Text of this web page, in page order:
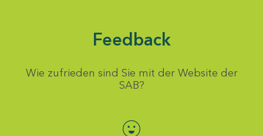
Feedback
Wie zufrieden sind Sie mit der Website der
SAB?
Bewertung auswählen